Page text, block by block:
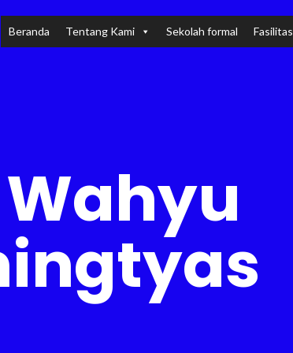
Beranda Tentang Kami Sekolah formal Fasilitas